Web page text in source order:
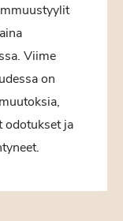
Viime
on
odotukset ja